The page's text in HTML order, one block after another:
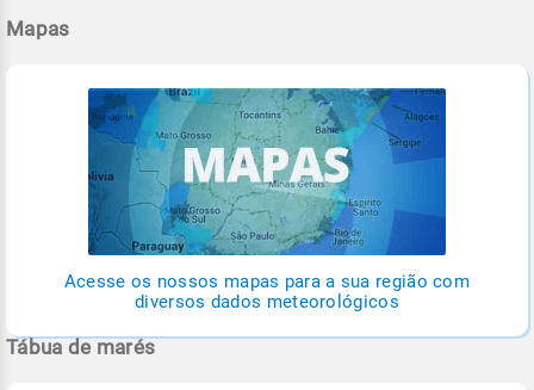
Mapas
Acesse os nossos mapas para a sua região com
diversos dados meteorológicos
Tábua de marés